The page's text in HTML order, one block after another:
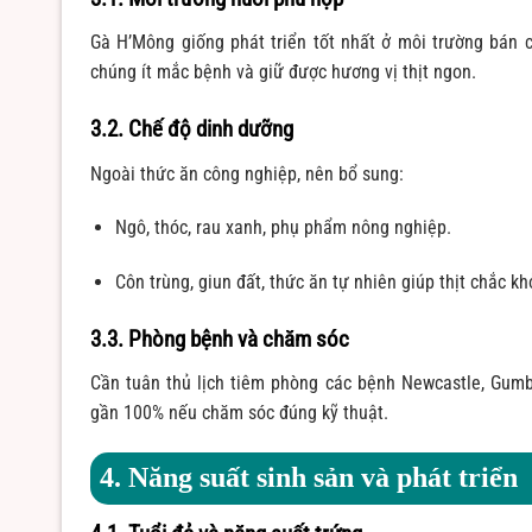
Gà H’Mông giống phát triển tốt nhất ở môi trường
chúng ít mắc bệnh và giữ được hương vị thịt ngon.
3.2. Chế độ dinh dưỡng
Ngoài thức ăn công nghiệp, nên bổ sung:
Ngô, thóc, rau xanh, phụ phẩm nông nghiệp.
Côn trùng, giun đất, thức ăn tự nhiên giúp thịt chắc
3.3. Phòng bệnh và chăm sóc
Cần tuân thủ lịch tiêm phòng các bệnh Newcastle,
gần 100% nếu chăm sóc đúng kỹ thuật.
4. Năng suất sinh sản và phát triển